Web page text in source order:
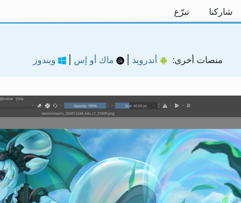
شاركنا تبرّع
منصات أخرى: أندرويد | ماك أو إس | ويندوز